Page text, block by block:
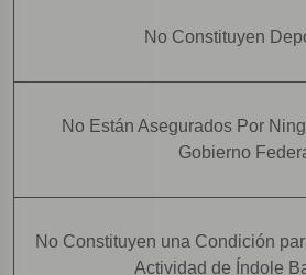
No Constituyen
No Están Asegurados Por
Gobierno
No Constituyen una Condición
Actividad de Índole